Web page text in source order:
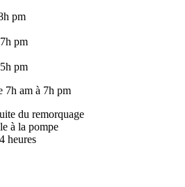
pm
pm
pm
7h am à 7h pm
du remorquage
à la pompe
heures